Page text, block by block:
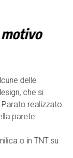
delle
che si
Parato realizzato
parete.
o in TNT su